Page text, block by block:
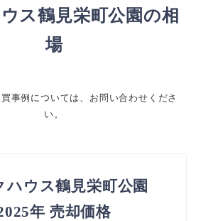
ス鶴見栄町公園の相
場
事例については、お問い合わせくださ
い。
ハウス鶴見栄町公園
年 売却価格